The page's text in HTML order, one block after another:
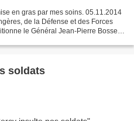
en gras par mes soins. 05.11.2014
de la Défense et des Forces
le Général Jean-Pierre Bosser,
soldats